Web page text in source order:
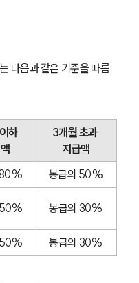
다음과 같은 기준을 따릅
하
3개월 초과
지급액
봉급의 50%
봉급의 30%
봉급의 30%